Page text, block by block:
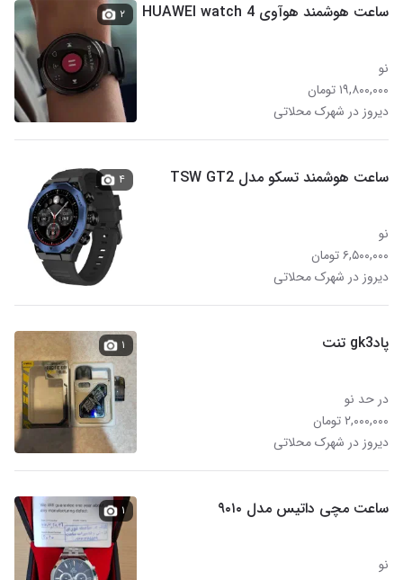
ساعت هوشمند هوآوی HUAWEI watch 4
نو
۱۹,۸۰۰,۰۰۰ تومان
دیروز در شهرک محلاتی
۲
ساعت هوشمند تسکو مدل TSW GT2
نو
۶,۵۰۰,۰۰۰ تومان
دیروز در شهرک محلاتی
۴
پادgk3 تنت
در حد نو
۲,۰۰۰,۰۰۰ تومان
دیروز در شهرک محلاتی
۱
ساعت مچی داتیس مدل ۹۰۱۰
نو
۱